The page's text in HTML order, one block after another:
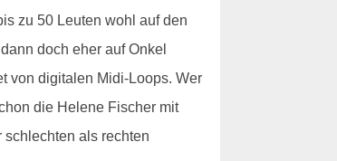
zu 50 Leuten wohl auf den
doch eher auf Onkel
von digitalen Midi-Loops. Wer
die Helene Fischer mit
als rechten